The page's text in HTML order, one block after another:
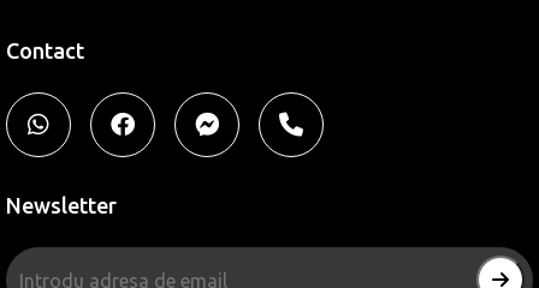
Contact
Newsletter